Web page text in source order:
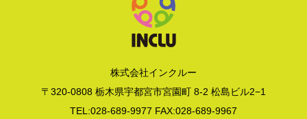
株式会社インクルー
〒320-0808 栃木県宇都宮市宮園町 8-2 松島ビル2−1
TEL:028-689-9977 FAX:028-689-9967